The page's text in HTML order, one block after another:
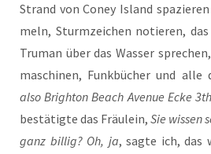
Strand von Coney Island
meln, Sturm­zei­chen notie­ren,
Tru­man über das Was­ser
ma­schi­nen, Funk­bü­cher und alle
also Brigh­ton Beach Ave­nue Ecke
bestä­tig­te das Fräu­lein, Sie wis­sen
ganz bil­lig? Oh, ja, sag­te ich, das